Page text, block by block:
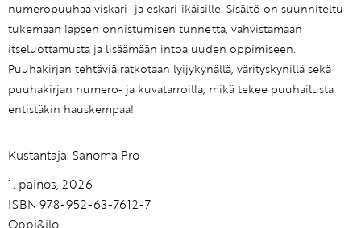
numeropuuhaa viskari- ja eskari-ikäisille. Sisältö on suunniteltu
tukemaan lapsen onnistumisen tunnetta, vahvistamaan
itseluottamusta ja lisäämään intoa uuden oppimiseen.
Puuhakirjan tehtäviä ratkotaan lyijykynällä, värityskynillä sekä
puuhakirjan numero- ja kuvatarroilla, mikä tekee puuhailusta
entistäkin hauskempaa!
Kustantaja: Sanoma Pro
1. painos, 2026
ISBN 978-952-63-7612-7
Oppi&ilo